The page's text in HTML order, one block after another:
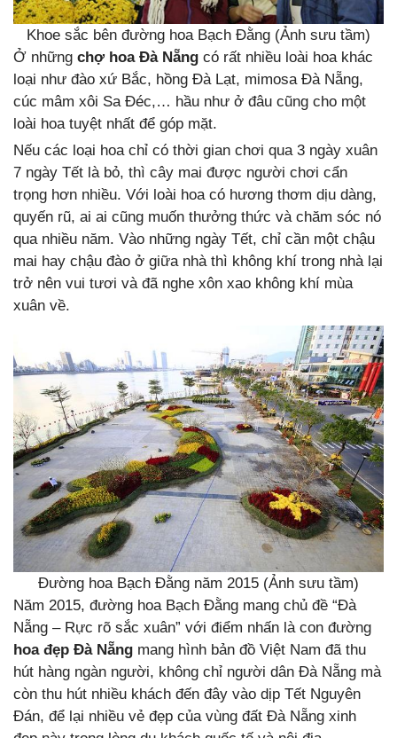
Khoe sắc bên đường hoa Bạch Đằng (Ảnh sưu tầm)
Ở những chợ hoa Đà Nẵng có rất nhiều loài hoa khác
loại như đào xứ Bắc, hồng Đà Lạt, mimosa Đà Nẵng,
cúc mâm xôi Sa Đéc,… hầu như ở đâu cũng cho một
loài hoa tuyệt nhất để góp mặt.
Nếu các loại hoa chỉ có thời gian chơi qua 3 ngày xuân
7 ngày Tết là bỏ, thì cây mai được người chơi cẩn
trọng hơn nhiều. Với loài hoa có hương thơm dịu dàng,
quyến rũ, ai ai cũng muốn thưởng thức và chăm sóc nó
qua nhiều năm. Vào những ngày Tết, chỉ cần một chậu
mai hay chậu đào ở giữa nhà thì không khí trong nhà lại
trở nên vui tươi và đã nghe xôn xao không khí mùa
xuân về.
Đường hoa Bạch Đằng năm 2015 (Ảnh sưu tầm)
Năm 2015, đường hoa Bạch Đằng mang chủ đề “Đà
Nẵng – Rực rõ sắc xuân” với điểm nhấn là con đường
hoa đẹp Đà Nẵng mang hình bản đồ Việt Nam đã thu
hút hàng ngàn người, không chỉ người dân Đà Nẵng mà
còn thu hút nhiều khách đến đây vào dịp Tết Nguyên
Đán, để lại nhiều vẻ đẹp của vùng đất Đà Nẵng xinh